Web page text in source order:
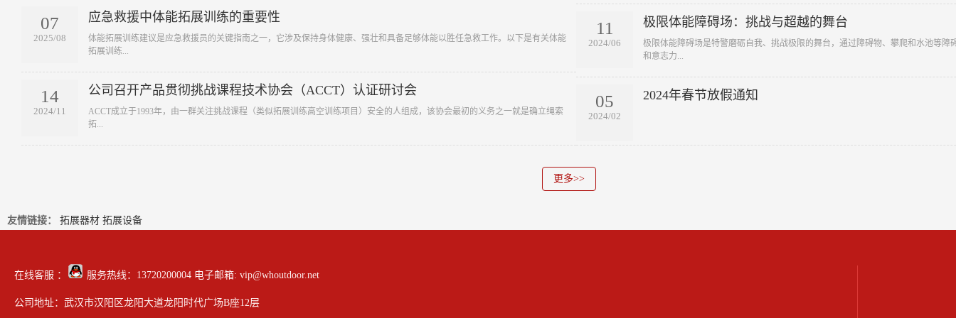
07
2025/08
应急救援中体能拓展训练的重要性
​体能拓展训练建议是应急救援员的关键指南之一，它涉及保持身体健康、强壮和具备足够体能以胜任急救工作。以下是有关体能
拓展训练...
14
2024/11
公司召开产品贯彻挑战课程技术协会（ACCT）认证研讨会
​ACCT成立于1993年，由一群关注挑战课程（类似拓展训练高空训练项目）安全的人组成，该协会最初的义务之一就是确立绳索
拓...
11
2024/06
极限体能障碍场：挑战与超越的舞台
极限体能障碍场是特警磨砺自我、挑战极限的舞台，通过障碍物、攀爬和水池等障
和意志力...
05
2024/02
2024年春节放假通知
更多>>
友情链接： 拓展器材 拓展设备
在线客服 ： 服务热线：13720200004 电子邮箱: vip@whoutdoor.net
公司地址：武汉市汉阳区龙阳大道龙阳时代广场B座12层